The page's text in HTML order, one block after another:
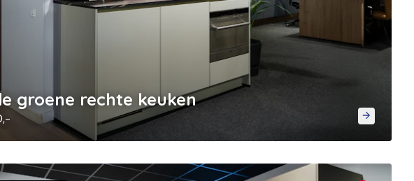
groene rechte keuken